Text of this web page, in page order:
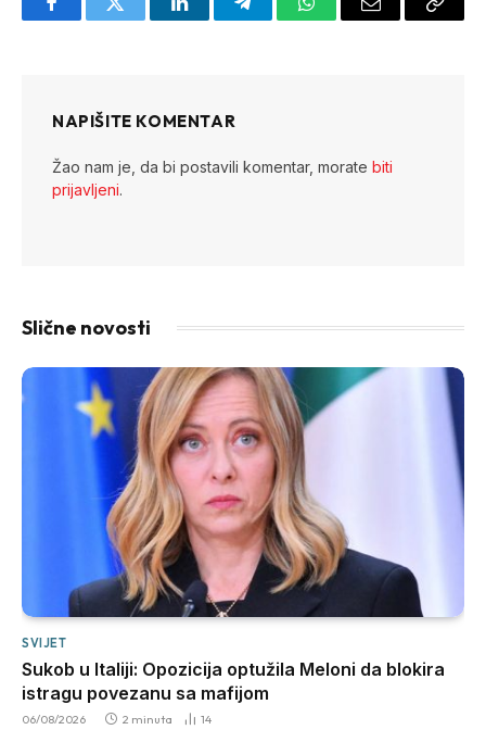
FacebookTwitter LinkedInTelegramWhatsAppEmail
Copy
NAPIŠITE KOMENTAR
Žao nam je, da bi postavili komentar, morate biti
prijavljeni.
Slične novosti
SVIJET
Sukob u Italiji: Opozicija optužila Meloni da blokira
istragu povezanu sa mafijom
06/08/2026 2 minuta 14